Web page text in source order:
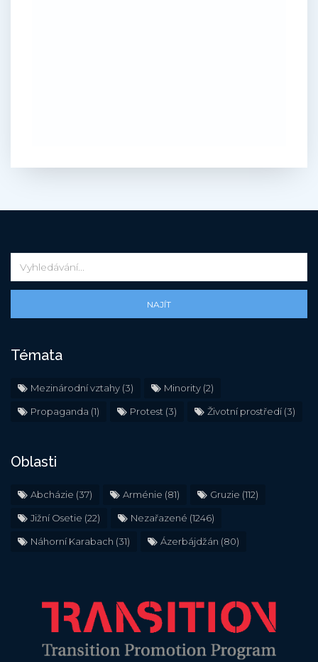
NAJÍT
Témata
Mezinárodní vztahy (3) Minority (2)
Propaganda (1) Protest (3) Životní prostředí(3)
Oblasti
Abcházie (37) Arménie (81) Gruzie (112)
Jižní Osetie (22) Nezařazené (1246)
Náhorní Karabach (31) Ázerbájdžán (80)